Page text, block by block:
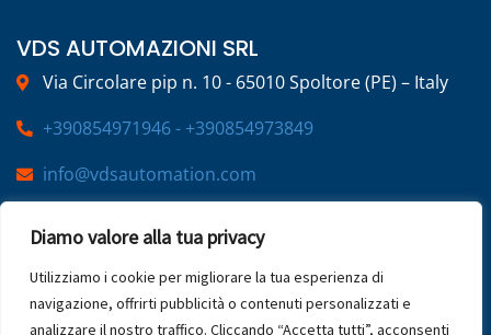
Diamo valore alla tua privacy
Utilizziamo i cookie per migliorare la tua esperienza di
navigazione, offrirti pubblicità o contenuti personalizzati e
analizzare il nostro traffico. Cliccando “Accetta tutti”, acconsenti
VDS AUTOMAZIONI SRL
Via Circolare pip n. 10 - 65010 Spoltore (PE) – Italy
+390854971946 - +390854973849
info@vdsautomation.com
SOCIAL